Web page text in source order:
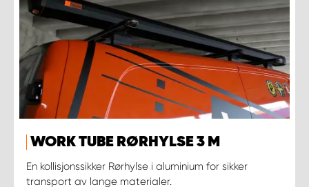
WORK TUBE RØRHYLSE 3 M
En kollisjonssikker Rørhylse i aluminium for sikker
transport av lange materialer.